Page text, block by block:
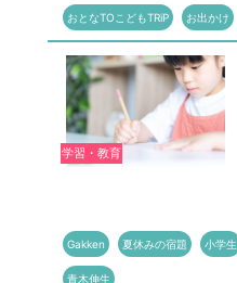
おとなTOこどもTRiP お出かけ
学習・教育
Gakken 夏休みの宿題 小学生
青木伸生